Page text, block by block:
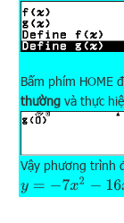
Bấm phím HOME
thường và thực
Vậy phương trình
y=− 7x2−16 x+ 5